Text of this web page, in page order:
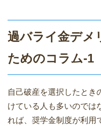
過バライ金デメ
ためのコラム-1
自己破産を選択したとき
けている人も多いのでは
れば、奨学金制度が利用